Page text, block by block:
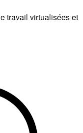
travail virtualisées et